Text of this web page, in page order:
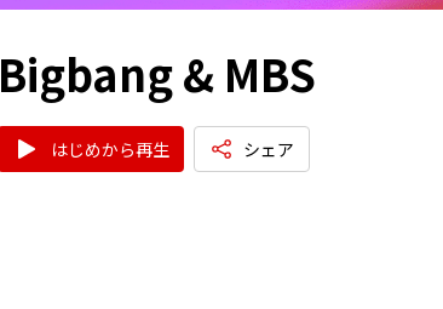
Bigbang & MBS
はじめから再生 シェア